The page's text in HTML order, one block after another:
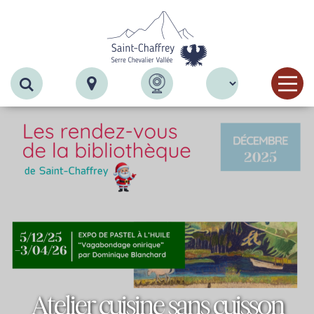
Recherche
Atelier cuisine sans cuisson